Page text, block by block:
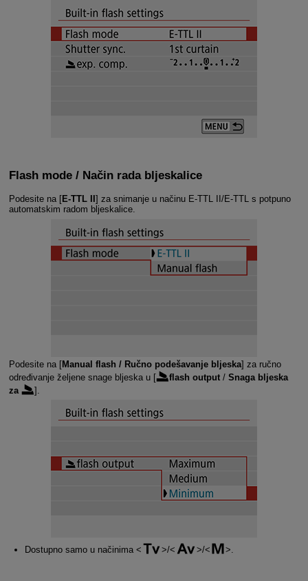
Flash mode / Način rada bljeskalice
Podesite na [E-TTL II ] za snimanje u načinu E-TTL II /E-TTLs potpuno
automatskim radom bljeskalice.
Podesite na [Manual flash / Ručno podešavanje bljeska] za ručno
određivanje željene snage bljeska u [
flash output/ Snaga bljeska
za
].
Dostupno samo u načinima / /